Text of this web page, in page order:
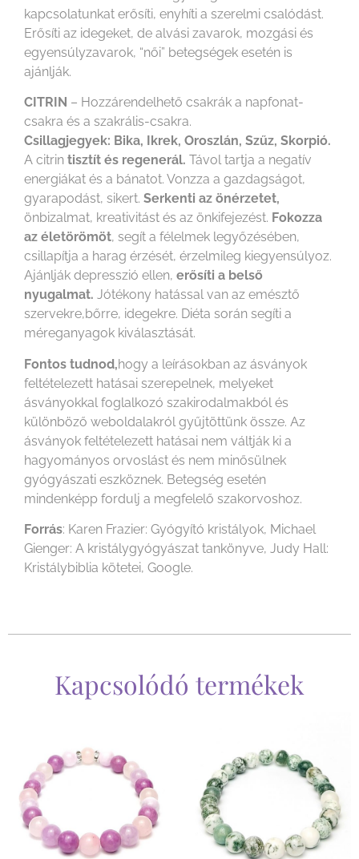
kapcsolatunkat erősíti, enyhíti a szerelmi csalódást.
Erősíti az idegeket, de alvási zavarok, mozgási és
egyensúlyzavarok, “női” betegségek esetén is
ajánlják.
CITRIN – Hozzárendelhető csakrák a napfonat-
csakra és a szakrális-csakra.
Csillagjegyek: Bika, Ikrek, Oroszlán, Szűz, Skorpió.
A citrin tisztít és regenerál. Távol tartja a negatív
energiákat és a bánatot. Vonzza a gazdagságot,
gyarapodást, sikert. Serkenti az önérzetet,
önbizalmat, kreativitást és az önkifejezést. Fokozza
az életörömöt, segít a félelmek legyőzésében,
csillapítja a harag érzését, érzelmileg kiegyensúlyoz.
Ajánlják depresszió ellen, erősíti a belső
nyugalmat. Jótékony hatással van az emésztő
szervekre,bőrre, idegekre. Diéta során segíti a
méreganyagok kiválasztását.
Fontos tudnod,hogy a leírásokban az ásványok
feltételezett hatásai szerepelnek, melyeket
ásványokkal foglalkozó szakirodalmakból és
különböző weboldalakról gyűjtöttünk össze. Az
ásványok feltételezett hatásai nem váltják ki a
hagyományos orvoslást és nem minősülnek
gyógyászati eszköznek. Betegség esetén
mindenképp fordulj a megfelelő szakorvoshoz.
Forrás: Karen Frazier: Gyógyító kristályok, Michael
Gienger: A kristálygyógyászat tankönyve, Judy Hall:
Kristálybiblia kötetei, Google.
Kapcsolódó termékek